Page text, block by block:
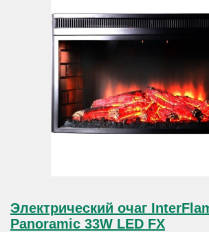
Электрический очаг
Panoramic 33W LED FX